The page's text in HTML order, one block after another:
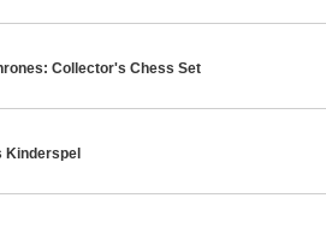
Collector's Chess Set
Kinderspel